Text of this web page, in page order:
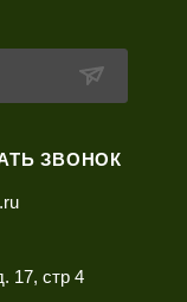
ЗВОНОК
17, стр 4